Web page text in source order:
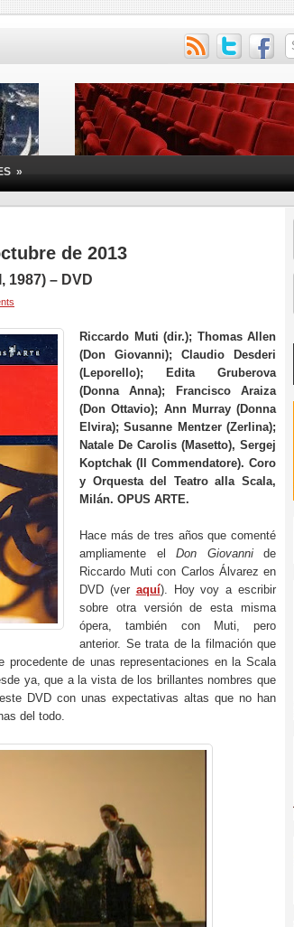
»
de 2013
1987) – DVD
Riccardo Muti (dir.); Thomas Allen
(Don Giovanni); Claudio Desderi
(Leporello); Edita Gruberova
(Donna Anna); Francisco Araiza
(Don Ottavio); Ann Murray (Donna
Elvira); Susanne Mentzer (Zerlina);
Natale De Carolis (Masetto), Sergej
Koptchak (Il Commendatore). Coro
y Orquesta del Teatro alla Scala,
Milán. OPUS ARTE.
Hace más de tres años que comenté
ampliamente el Don Giovanni de
Riccardo Muti con Carlos Álvarez en
DVD (ver aquí). Hoy voy a escribir
sobre otra versión de esta misma
ópera, también con Muti, pero
anterior. Se trata de la filmación que
procedente de unas representaciones en la Scala
ya, que a la vista de los brillantes nombres que
DVD con unas expectativas altas que no han
del todo.